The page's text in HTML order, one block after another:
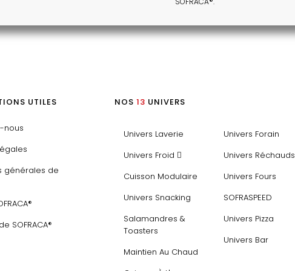
UTILES
nous
générales de
SOFRACA®
NOS 13 UNIVERS
Univers Laverie
Univers Froid
Cuisson Modulaire
Univers Snacking
Salamandres &
Toasters
Maintien Au Chaud
Univers Forain
Univers Réchauds
Univers Fours
SOFRASPEED
Univers Pizza
Univers Bar